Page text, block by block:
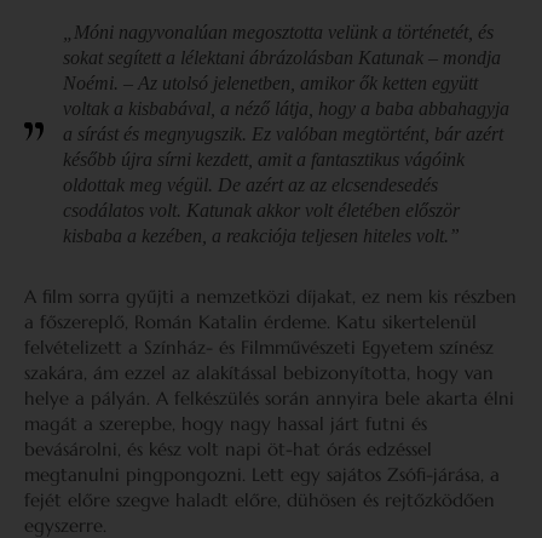
„Móni nagyvonalúan megosztotta velünk a történetét, és
sokat segített a lélektani ábrázolásban Katunak – mondja
Noémi. – Az utolsó jelenetben, amikor ők ketten együtt
voltak a kisbabával, a néző látja, hogy a baba abbahagyja
a sírást és megnyugszik. Ez valóban megtörtént, bár azért
később újra sírni kezdett, amit a fantasztikus vágóink
oldottak meg végül. De azért az az elcsendesedés
csodálatos volt. Katunak akkor volt életében először
kisbaba a kezében, a reakciója teljesen hiteles volt.”
A film sorra gyűjti a nemzetközi díjakat, ez nem kis részben
a főszereplő, Román Katalin érdeme. Katu sikertelenül
felvételizett a Színház- és Filmművészeti Egyetem színész
szakára, ám ezzel az alakítással bebizonyította, hogy van
helye a pályán. A felkészülés során annyira bele akarta élni
magát a szerepbe, hogy nagy hassal járt futni és
bevásárolni, és kész volt napi öt-hat órás edzéssel
megtanulni pingpongozni. Lett egy sajátos Zsófi-járása, a
fejét előre szegve haladt előre, dühösen és rejtőzködően
egyszerre.